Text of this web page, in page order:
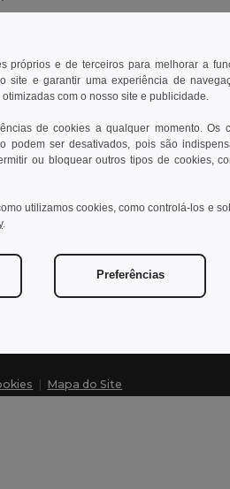
Mapa do Site
próprios e de terceiros para melhorar a
site e garantir uma experiência de
com o nosso site e publicidade.
de cookies a qualquer momento. Os
podem ser desativados, pois são
ou bloquear outros tipos de cookies,
utilizamos cookies, como controlá-los e
.
Preferências